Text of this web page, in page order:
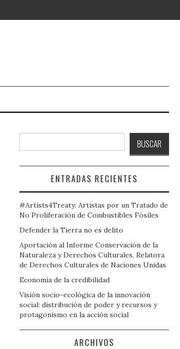
BUSCAR
ENTRADAS RECIENTES
#Artists4Treaty: Artistas por un Tratado de
No Proliferación de Combustibles Fósiles
Defender la Tierra no es delito
Aportación al Informe Conservación de la
Naturaleza y Derechos Culturales, Relatora
de Derechos Culturales de Naciones Unidas
Economía de la credibilidad
Visión socio-ecológica de la innovación
social: distribución de poder y recursos y
protagonismo en la acción social
ARCHIVOS